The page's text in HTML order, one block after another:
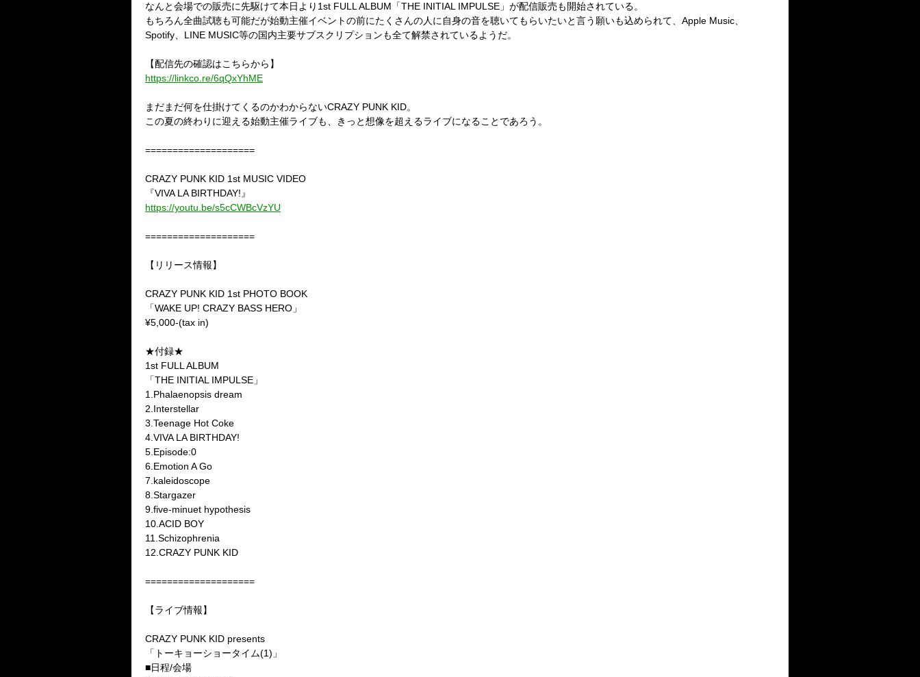
なんと会場での販売に先駆けて本日より 1st FULL ALBUM 「THE INITIAL IMPULSE 」が配信販売も開始されている。
もちろん全曲試聴も可能だが始動主催イベントの前にたくさんの人に自身の音を聴いてもらいたいと言う願いも込められて、 Apple Music
Spotify
LINE MUSIC等の国内主要サブスクリプションも全て解禁されているようだ。
【配信先の確認はこちらから】
https://linkco.re/6qQxYhME
まだまだ何を仕掛けてくるのかわからないCRAZY PUNK KID。
この夏の終わりに迎える始動主催ライブも、きっと想像を超えるライブになることであろう。
====================
CRAZY PUNK KID 1st MUSIC VIDEO
『VIVA LA BIRTHDAY! 』
https://youtu.be/s5cCWBcVzYU
====================
【リリース情報】
CRAZY PUNK KID 1st PHOTO BOOK
「WAKE UP! CRAZY BASS HERO 」
¥5 000-(tax in)
★付録★
1st FULL ALBUM
「THE INITIAL IMPULSE 」
1.Phalaenopsis dream
2.Interstellar
3.Teenage Hot Coke
4.VIVA LA BIRTHDAY!
5.Episode:0
6.Emotion A Go
7.kaleidoscope
8.Stargazer
9.five-minuet hypothesis
10.ACID BOY
11.Schizophrenia
12.CRAZY PUNK KID
====================
【ライブ情報】
CRAZY PUNK KID presents
「トーキョーショータイム(1)」
■日程/会場